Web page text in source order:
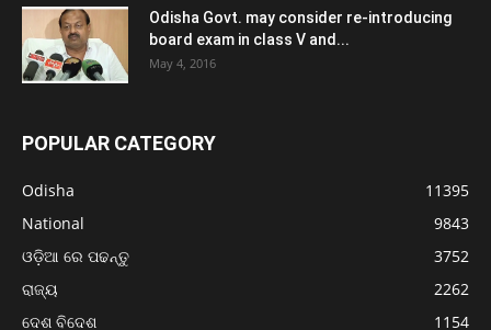
Odisha Govt. may consider re-introducing
board exam in class V and...
May 4, 2016
POPULAR CATEGORY
Odisha
11395
National
9843
ଓଡ଼ିଆ ରେ ପଢନ୍ତୁ
3752
ରାଜ୍ୟ
2262
ଦେଶ ବିଦେଶ
1154